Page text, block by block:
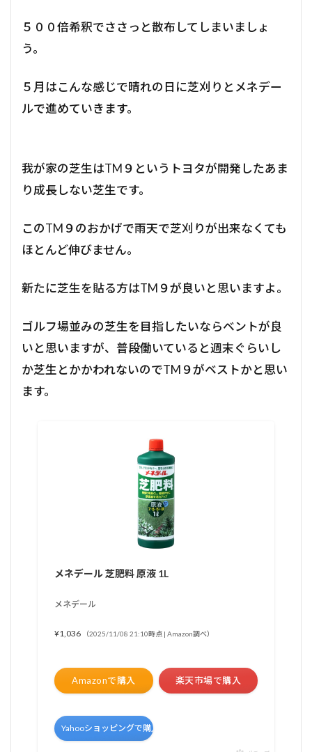
５００倍希釈でささっと散布してしまいましょ
う。
５月はこんな感じで晴れの日に芝刈りとメネデー
ルで進めていきます。
我が家の芝生はTM９というトヨタが開発したあま
り成長しない芝生です。
このTM９のおかげで雨天で芝刈りが出来なくても
ほとんど伸びません。
新たに芝生を貼る方はTM９が良いと思いますよ。
ゴルフ場並みの芝生を目指したいならベントが良
いと思いますが、普段働いていると週末ぐらいし
か芝生とかかわれないのでTM９がベストかと思い
ます。
メネデール 芝肥料 原液 1L
メネデール
¥1,036 （2025/11/08 21:10時点 | Amazon調べ）
Amazonで購入 楽天市場で購入
Yahooショッピングで購入